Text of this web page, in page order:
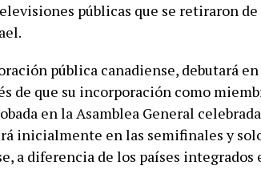
públicas que se retiraron
pública canadiense, debutará
de que su incorporación como
en la Asamblea General
inicialmente en las semifinales y
a diferencia de los países integrados